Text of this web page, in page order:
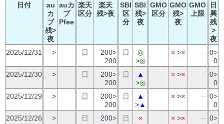
日付
au
カ
ブ
残>
夜
auカ
ブ
Pfee
楽天
区分
楽天
残>夜
SBI
区
分
SBI
残>
夜
GMO
区分
GMO
残>
夜
GMO
上限
日
興
残
>
夜
2025/12/31
> 日
200>
200
日
◎
>◎
× >× -- 0>
0
2025/12/30
> 日
200>
200
日
▲
>◎
× >× -- 0>
0
2025/12/29
> 日
200>
200
日
▲
>▲
× >× -- 0>
0
2025/12/26
> 日
200>
日
×
× >× -- 0>